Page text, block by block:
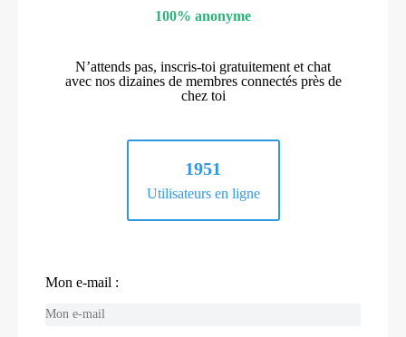
100% anonyme
N’attends pas, inscris-toi gratuitement et chat
avec nos dizaines de membres connectés près de
chez toi
1951
Utilisateurs en ligne
Mon e-mail :